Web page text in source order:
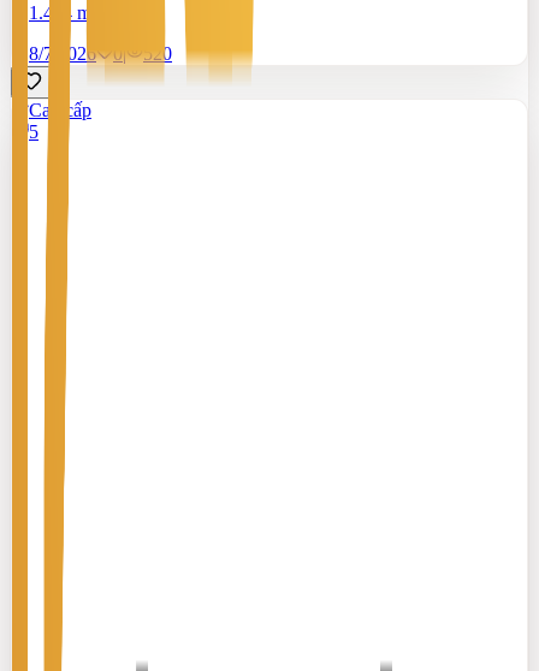
1.464 m²
8/7/2026
0| 520
Cao cấp
5